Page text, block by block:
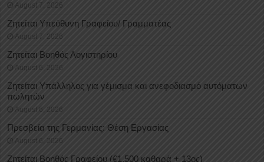
August 7, 2026
Ζητείται Υπεύθυνη Γραφείου/ Γραμματέας
August 7, 2026
Ζητείται Βοηθός Λογιστηρίου
August 6, 2026
Ζητείται Υπάλληλος για γέμισμα και ανεφοδιασμό αυτόματων
πωλητών
August 6, 2026
Πρεσβεία της Γερμανίας: Θέση Εργασίας
August 6, 2026
Ζητείται Βοηθός Γραφείου (€1.500 καθαρά + 13ος)